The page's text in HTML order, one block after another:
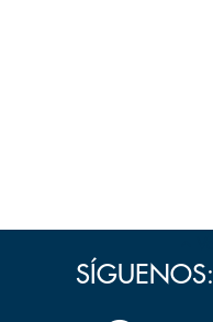
SÍGUENOS: